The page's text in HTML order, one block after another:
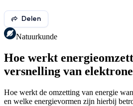
Delen
Natuurkunde
Hoe werkt
versnelling van
Hoe werkt de omzetting van energie
en welke energievormen zijn hierbij